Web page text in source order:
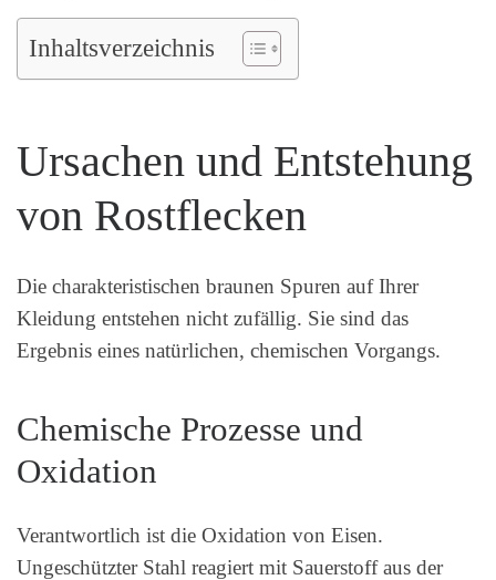
Inhaltsverzeichnis
Ursachen und Entstehung
von Rostflecken
Die charakteristischen braunen Spuren auf Ihrer
Kleidung entstehen nicht zufällig. Sie sind das
Ergebnis eines natürlichen, chemischen Vorgangs.
Chemische Prozesse und
Oxidation
Verantwortlich ist die Oxidation von Eisen.
Ungeschützter Stahl reagiert mit Sauerstoff aus der